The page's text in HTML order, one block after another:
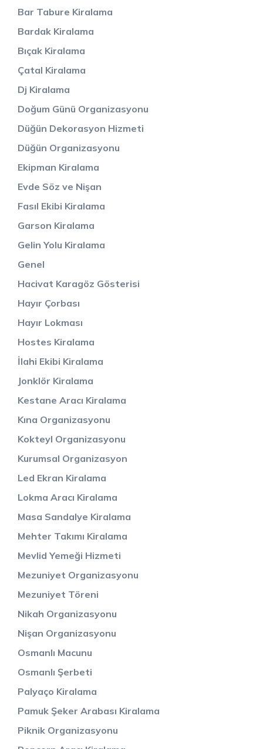
Bar Tabure Kiralama
Bardak Kiralama
Bıçak Kiralama
Çatal Kiralama
Dj Kiralama
Doğum Günü Organizasyonu
Düğün Dekorasyon Hizmeti
Düğün Organizasyonu
Ekipman Kiralama
Evde Söz ve Nişan
Fasıl Ekibi Kiralama
Garson Kiralama
Gelin Yolu Kiralama
Genel
Hacivat Karagöz Gösterisi
Hayır Çorbası
Hayır Lokması
Hostes Kiralama
İlahi Ekibi Kiralama
Jonklör Kiralama
Kestane Aracı Kiralama
Kına Organizasyonu
Kokteyl Organizasyonu
Kurumsal Organizasyon
Led Ekran Kiralama
Lokma Aracı Kiralama
Masa Sandalye Kiralama
Mehter Takımı Kiralama
Mevlid Yemeği Hizmeti
Mezuniyet Organizasyonu
Mezuniyet Töreni
Nikah Organizasyonu
Nişan Organizasyonu
Osmanlı Macunu
Osmanlı Şerbeti
Palyaço Kiralama
Pamuk Şeker Arabası Kiralama
Piknik Organizasyonu